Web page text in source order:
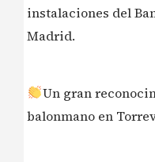
instalaciones del
Madrid.
Un gran
balonmano en